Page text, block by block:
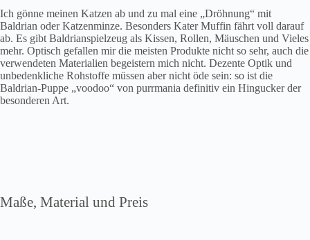
Ich gönne meinen Katzen ab und zu mal eine „Dröhnung“ mit
Baldrian oder Katzenminze. Besonders Kater Muffin fährt voll darauf
ab. Es gibt Baldrianspielzeug als Kissen, Rollen, Mäuschen und Vieles
mehr. Optisch gefallen mir die meisten Produkte nicht so sehr, auch die
verwendeten Materialien begeistern mich nicht. Dezente Optik und
unbedenkliche Rohstoffe müssen aber nicht öde sein: so ist die
Baldrian-Puppe „voodoo“ von purrmania definitiv ein Hingucker der
besonderen Art.
Maße, Material und Preis